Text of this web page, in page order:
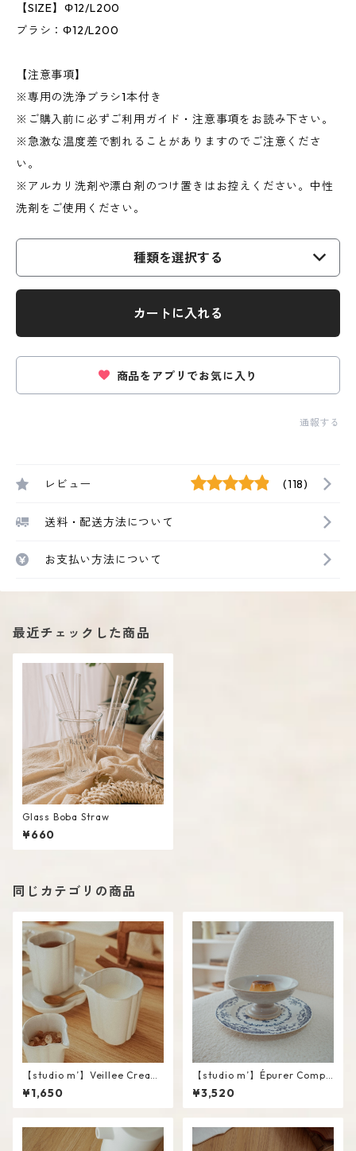
【SIZE】Φ12/L200
ブラシ：Φ12/L200
【注意事項】
※専用の洗浄ブラシ1本付き
※ご購入前に必ずご利用ガイド・注意事項をお読み下さい。
※急激な温度差で割れることがありますのでご注意くださ
い。
※アルカリ洗剤や漂白剤のつけ置きはお控えください。中性
洗剤をご使用ください。
種類を選択する
カートに入れる
商品をアプリでお気に入り
通報する
レビュー (118)
送料・配送方法について
お支払い方法について
最近チェックした商品
Glass Boba Straw
¥660
同じカテゴリの商品
【studio m’】Veillee Cream
er #White / L
¥1,650
【studio m’】Épurer Compo
te #White / M
¥3,520